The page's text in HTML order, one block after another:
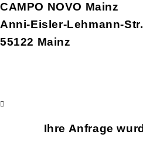
CAMPO NOVO Mainz
Anni-Eisler-Lehmann-
55122 Mainz
Ihre Anfrage